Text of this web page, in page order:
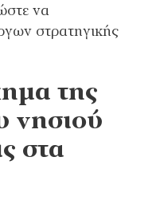
να
στρατηγικής
της
νησιού
στα